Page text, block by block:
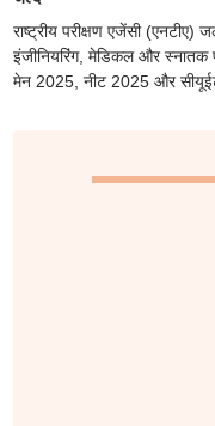
राष्ट्रीय परीक्षण एजेंसी
इंजीनियरिंग, मेडिकल और स्नातक
मेन 2025, नीट 2025 और